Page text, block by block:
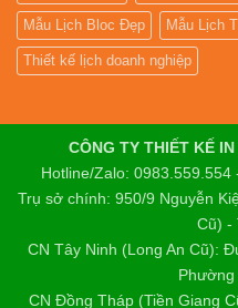
Mẫu Lịch Bloc Đẹp Mẫu Lịch
Thiết kế lịch doanh nghiệp
CÔNG TY THIẾT KẾ
Hotline/Zalo:
Trụ sở chính: 950/9 Nguyễn
Cũ) -
CN Tây Ninh (Long An Cũ):
Phường
CN Đồng Tháp (Tiền Giang